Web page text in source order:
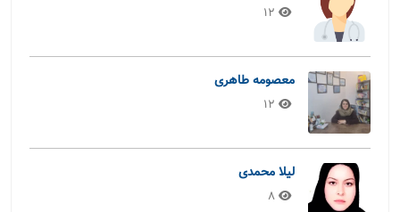
12
معصومه طاهری
12
لیلا محمدی
8